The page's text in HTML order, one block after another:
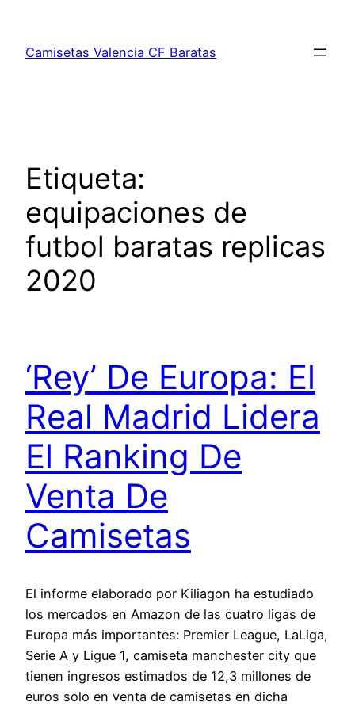
contenido
Camisetas Valencia CF Baratas
Etiqueta:
equipaciones de
futbol baratas replicas
2020
‘Rey’ De Europa: El
Real Madrid Lidera
El Ranking De
Venta De
Camisetas
El informe elaborado por Kiliagon ha estudiado
los mercados en Amazon de las cuatro ligas de
Europa más importantes: Premier League, LaLiga,
Serie A y Ligue 1, camiseta manchester city que
tienen ingresos estimados de 12,3 millones de
euros solo en venta de camisetas en dicha